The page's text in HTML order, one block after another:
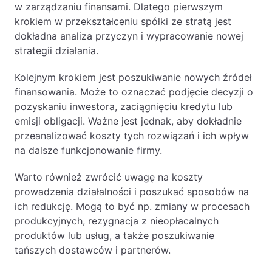
w zarządzaniu finansami. Dlatego pierwszym
krokiem w przekształceniu spółki ze stratą jest
dokładna analiza przyczyn i wypracowanie nowej
strategii działania.
Kolejnym krokiem jest poszukiwanie nowych źródeł
finansowania. Może to oznaczać podjęcie decyzji o
pozyskaniu inwestora, zaciągnięciu kredytu lub
emisji obligacji. Ważne jest jednak, aby dokładnie
przeanalizować koszty tych rozwiązań i ich wpływ
na dalsze funkcjonowanie firmy.
Warto również zwrócić uwagę na koszty
prowadzenia działalności i poszukać sposobów na
ich redukcję. Mogą to być np. zmiany w procesach
produkcyjnych, rezygnacja z nieopłacalnych
produktów lub usług, a także poszukiwanie
tańszych dostawców i partnerów.